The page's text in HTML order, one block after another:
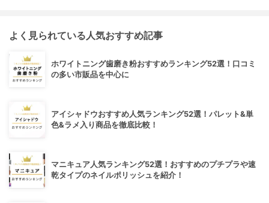
よく見られている人気おすすめ記事
ホワイトニング歯磨き粉おすすめランキング52選！口コミ
の多い市販品を中心に
アイシャドウおすすめ人気ランキング52選！パレット&単
色&ラメ入り商品を徹底比較！
マニキュア人気ランキング52選！おすすめのプチプラや速
乾タイプのネイルポリッシュを紹介！